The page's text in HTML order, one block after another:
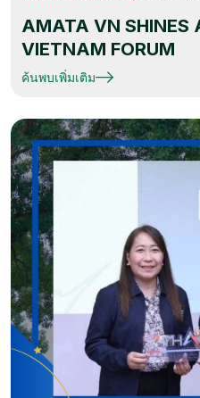
AMATA VN SHINES
VIETNAM FORUM
ค้นพบเพิ่มเติม